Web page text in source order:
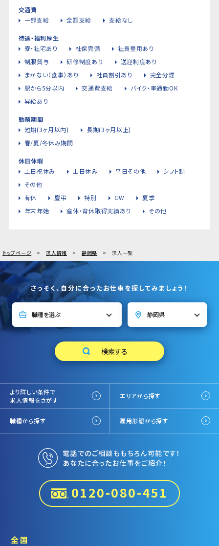
交通費
一部支給
全額支給 支給なし
待遇・福利厚生
寮・社宅あり
社保完備
社員登用あり
制服貸与
研修制度あり
送迎制度あり
まかない（食事）あり
社員割引あり
完全分煙
駅から5分以内
交通費支給
バイク・車通勤OK
昇給あり
勤務期間
短期(3ヶ月以内)
長期(3ヶ月以上)
春/夏/冬休み期間
休日休暇
土日祝休み
土日休み 平日その他
シフト制
その他
有休
慶弔 特別 GW
夏季
年末年始
産休・育休取得実績あり その他
トップページ 求人情報 静岡県 求人一覧
さっそく、自分に合ったお仕事を探してみましょう！
より詳しい条件で
求人情報をさがす
エリアから探す
職種から探す 雇用形態から探す
電話でのご相談ももちろん可能です！
あなたに合ったお仕事をご紹介！
0120-080-451
全国